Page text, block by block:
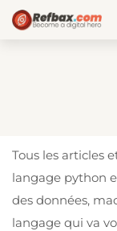
Tous les articles
langage python
des données,
langage qui va
Panneau de